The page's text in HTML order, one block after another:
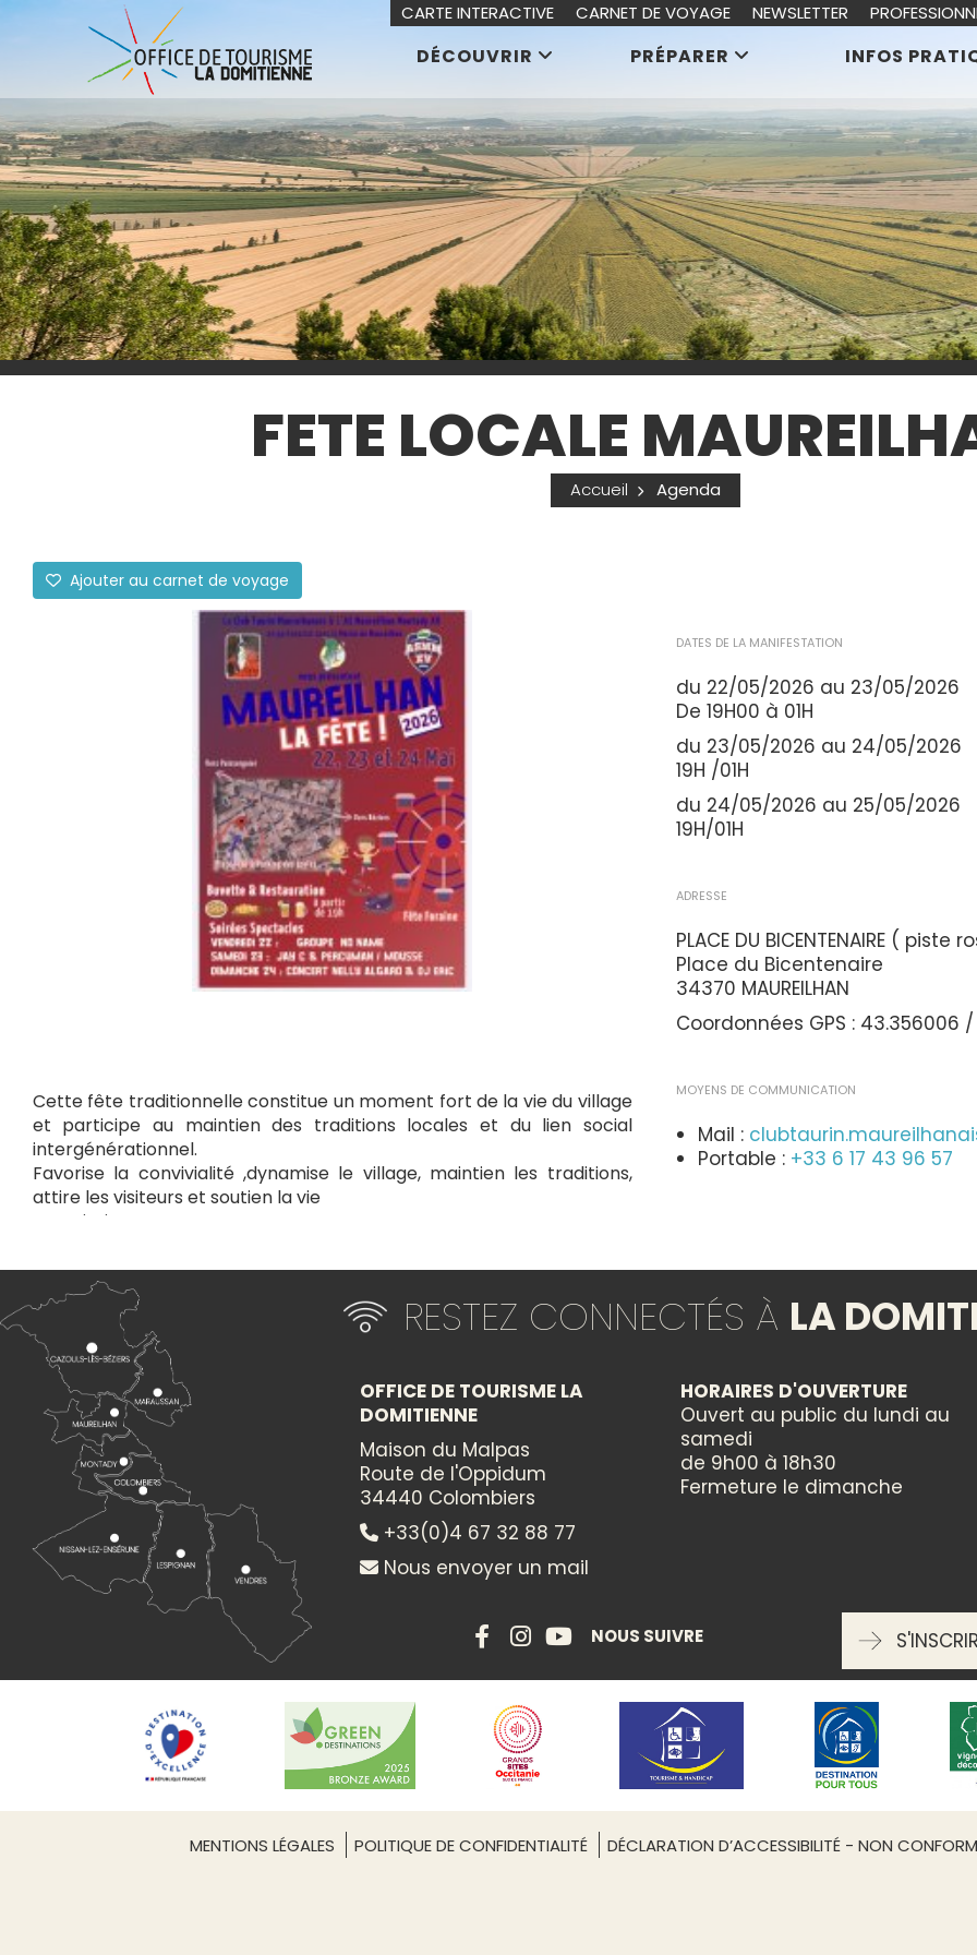
FETE LOCALE
Accueil Agenda
Ajouter au carnet de voyage
Cette fête traditionnelle constitue un moment fort de la vie du village
et participe au maintien des traditions locales et du lien social
intergénérationnel.
Favorise la convivialité ,dynamise le village, maintien les traditions,
attire les visiteurs et soutien la vie
associative.
vendredi .
Animations prévu country,no name ,JAY-C percussion mousse ,Nelly
Algaro DJ Eric .
Itinéraire vers
FETE LOCALE MAUREILHAN
×
+
Leaflet| ©OpenStreetMap
DATES DE LA MANIFESTATION
du 22/05/2026 au 23/05/2026
De 19H00 à 01H
du 23/05/2026 au 24/05/2026
19H /01H
du 24/05/2026 au 25/05/2026
19H/01H
ADRESSE
PLACE DU BICENTENAIRE ( piste
Place du Bicentenaire
34370 MAUREILHAN
Coordonnées GPS : 43.356006 /
MOYENS DE COMMUNICATION
Mail :
Portable : +33 6 17 43 96 57
Fête foraine
Fête votive
Fête traditionnelle
CATÉGORIES
oui
Non
DÉCOUVRIR PRÉPARER INFOS
CARTE INTERACTIVE CARNET DE VOYAGE NEWSLETTER
RESTEZ CONNECTÉS À LA
OFFICE DE TOURISME LA
DOMITIENNE
Maison du Malpas
Route de l'Oppidum
34440 Colombiers
+33(0)4 67 32 88 77
Nous envoyer un mail
HORAIRES D'OUVERTURE
Ouvert au public du lundi au
samedi
de 9h00 à 18h30
Fermeture le dimanche
NOUS SUIVRE
MENTIONS LÉGALES POLITIQUE DE CONFIDENTIALITÉ DÉCLARATION D’ACCESSIBILITÉ - NON